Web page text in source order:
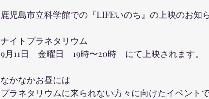
鹿児島市立科学館での『LIFEいのち』の上映のお知
ナイトプラネタリウム
9月11日　金曜日　19時〜20時　にて上映されます。
なかなかお昼には
プラネタリウムに来られない方々に向けたイベントで